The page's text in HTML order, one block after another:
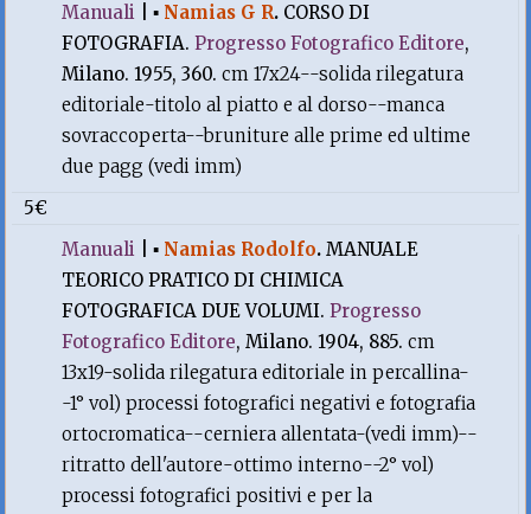
Manuali |▪ Namias G R. CORSO DI
FOTOGRAFIA.Progresso Fotografico Editore,
Milano. 1955, 360.cm 17x24--solida rilegatura
editoriale-titolo al piatto e al dorso--manca
sovraccoperta--bruniture alle prime ed ultime
due pagg (vedi imm)
5€
Manuali |▪ Namias Rodolfo.MANUALE
TEORICO PRATICO DI CHIMICA
FOTOGRAFICA DUE VOLUMI.Progresso
Fotografico Editore, Milano. 1904, 885.cm
13x19-solida rilegatura editoriale in percallina-
-1° vol) processi fotografici negativi e fotografia
ortocromatica--cerniera allentata-(vedi imm)--
ritratto dell'autore-ottimo interno--2° vol)
processi fotografici positivi e per la